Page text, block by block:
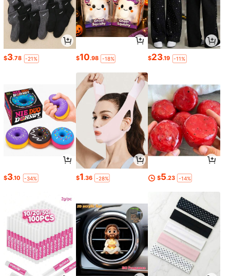
$3.78 -21% $10.98 -18% $23.19 -11%
$3.10 -34% $1.36 -28% $5.23 -14%